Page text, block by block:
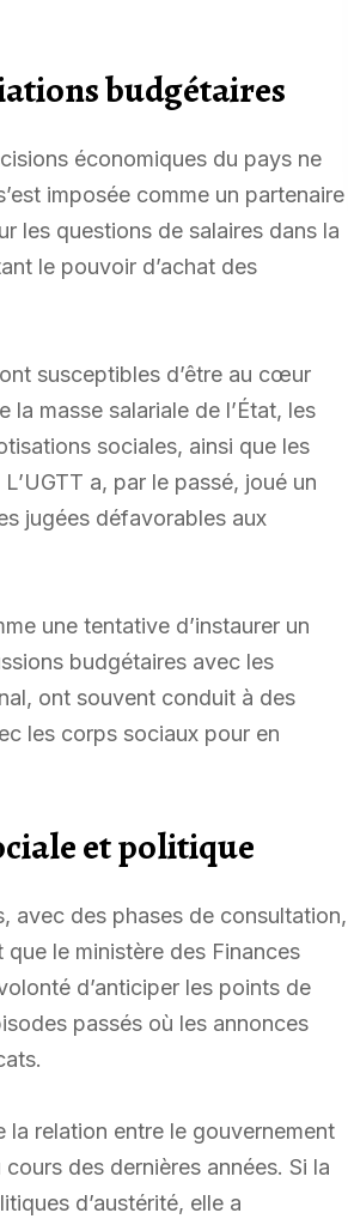
budgétaires
économiques du pays ne
imposée comme un partenaire
les questions de salaires dans la
le pouvoir d’achat des
susceptibles d’être au cœur
masse salariale de l’État, les
sociales, ainsi que les
a, par le passé, joué un
jugées défavorables aux
une tentative d’instaurer un
budgétaires avec les
ont souvent conduit à des
les corps sociaux pour en
et politique
avec des phases de consultation,
le ministère des Finances
d’anticiper les points de
passés où les annonces
relation entre le gouvernement
des dernières années. Si la
d’austérité, elle a